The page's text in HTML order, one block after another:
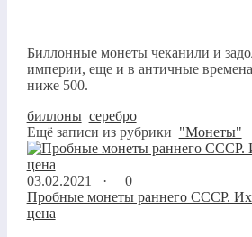
Биллонные монеты чеканили и
империи, еще и в античные
ниже 500.
биллоны, серебро
Ещё записи из рубрики "Монеты"
03.02.2021 ·
0
Пробные монеты раннего СССР. Их
цена